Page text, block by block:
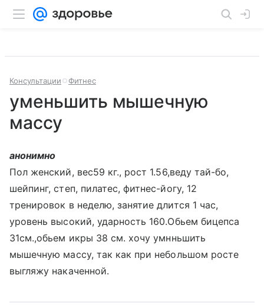
Консультации Фитнес
уменьшить мышечную
массу
анонимно
Пол женский, вес59 кг., рост 1.56,веду тай-бо,
шейпинг, степ, пилатес, фитнес-йогу, 12
тренировок в неделю, занятие длится 1 час,
уровень высокий, ударность 160.Обьем бицепса
31см.,обьем икры 38 см. хочу умнньшить
мышечную массу, так как при небольшом росте
выгляжу накаченной.